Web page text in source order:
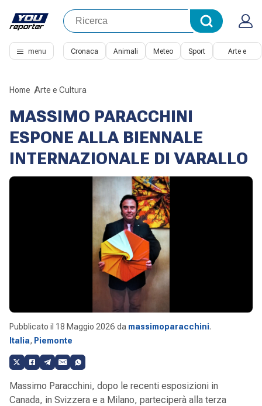
menu Cronaca Animali Meteo Sport Arte e
Home Arte e Cultura
MASSIMO PARACCHINI
ESPONE ALLA BIENNALE
INTERNAZIONALE DI VARALLO
Pubblicato il 18 Maggio 2026 da massimoparacchini.
Italia, Piemonte
Massimo Paracchini, dopo le recenti esposizioni in
Canada, in Svizzera e a Milano, parteciperà alla terza